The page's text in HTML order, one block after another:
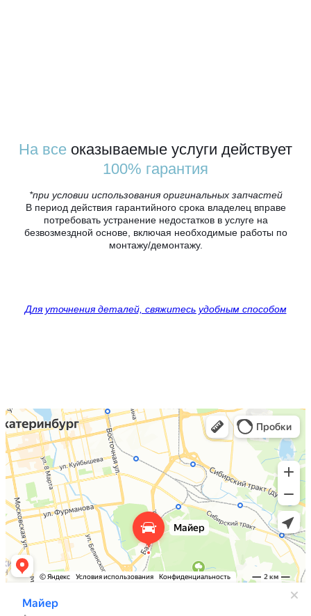
На все оказываемые услуги действует
100% гарантия
*при условии использования оригинальных запчастей
В период действия гарантийного срока владелец вправе
потребовать устранение недостатков в услуге на
безвозмездной основе, включая необходимые работы по
монтажу/демонтажу.
Для уточнения деталей, свяжитесь удобным способом